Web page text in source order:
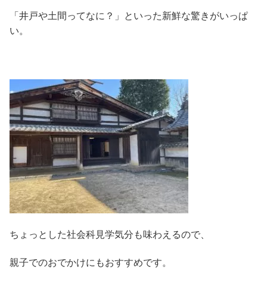
「井戸や土間ってなに？」といった新鮮な驚きがいっぱ
い。
ちょっとした社会科見学気分も味わえるので、
親子でのおでかけにもおすすめです。